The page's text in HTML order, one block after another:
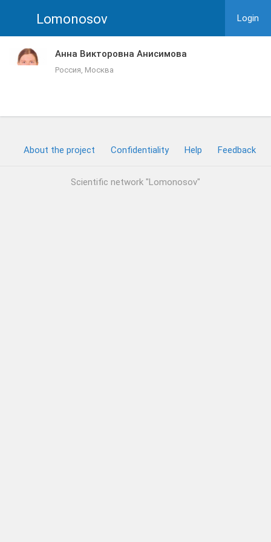
Lomonosov Login
Анна Викторовна Анисимова
Россия, Москва
About the project Confidentiality Help Feedback
Scientific network "Lomonosov"